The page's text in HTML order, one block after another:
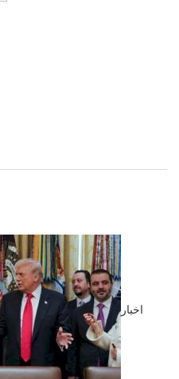
اخبار